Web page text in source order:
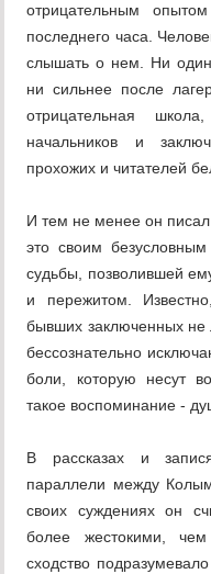
отрицательным
последнего часа.
слышать о нем. Ни один
ни сильнее после
отрицательная
начальников и
прохожих и читателей
И тем не менее он писал
это своим
судьбы, позволившей
и пережитом.
бывших заключенных не
бессознательно
боли, которую несут
такое воспоминание -
В рассказах и
параллели между
своих суждениях он
более жестокими,
сходство